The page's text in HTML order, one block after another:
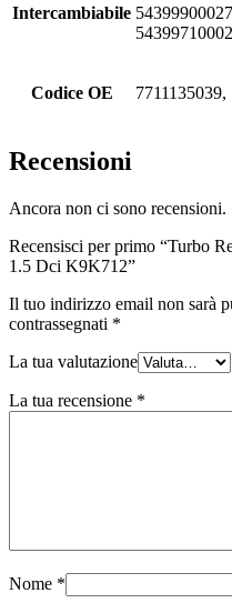
Intercambiabile
Codice OE
Recensioni
Ancora non ci sono recensioni.
Recensisci per primo “Turbo
1.5 Dci K9K712”
Il tuo indirizzo email non sarà
contrassegnati *
La tua valutazione
La tua recensione *
Nome *